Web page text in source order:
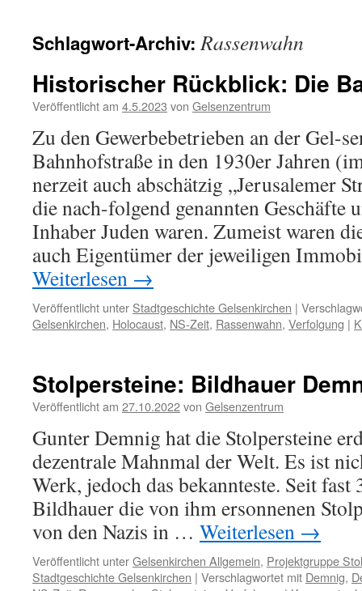
Schlagwort-Archiv:Rassenwahn
Historischer Rückblick: Die
Veröffentlicht am 4.5.2023 von Gelsenzentrum
Zu den Gewerbebetrieben an der Gel-
Bahnhofstraße in den 1930er Jahren
nerzeit auch abschätzig „Jerusalemer
die nach-folgend genannten Geschäfte
Inhaber Juden waren. Zumeist waren
auch Eigentümer der jeweiligen
Weiterlesen →
Veröffentlicht unter Stadtgeschichte Gelsenkirchen |
Gelsenkirchen, Holocaust, NS-Zeit, Rassenwahn, Verfolgung |
Stolpersteine: Bildhauer
Veröffentlicht am 27.10.2022von Gelsenzentrum
Gunter Demnig hat die Stolpersteine
dezentrale Mahnmal der Welt. Es ist
Werk, jedoch das bekannteste. Seit fast
Bildhauer die von ihm ersonnenen
von den Nazis in … Weiterlesen →
Veröffentlicht unterGelsenkirchen Allgemein, Projektgruppe
Stadtgeschichte Gelsenkirchen | Verschlagwortet mit Demnig,